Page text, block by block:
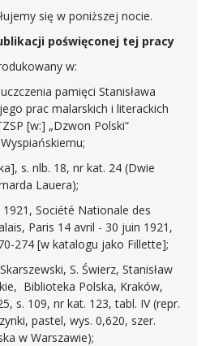
się w poniższej nocie.
poświęconej tej pracy
w:
pamięci Stanisława
prac malarskich i literackich
[w:] „Dzwon Polski“
s. nlb. 18, nr kat. 24 (Dwie
Lauera);
Société Nationale des
Paris 14 avril - 30 juin 1921,
274 [w katalogu jako Fillette];
S. Świerz, Stanisław
Biblioteka Polska, Kraków,
s. 109, nr kat. 123, tabl. IV (repr.
pastel, wys. 0,620, szer.
w Warszawie);